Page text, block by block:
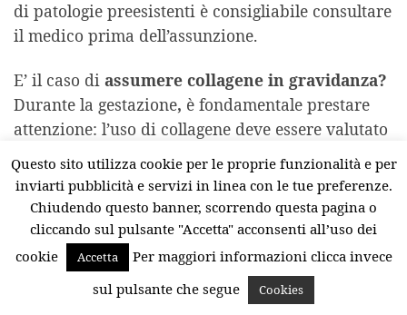
di patologie preesistenti è consigliabile consultare
il medico prima dell’assunzione.
E’ il caso di assumere collagene in gravidanza?
Durante la gestazione, è fondamentale prestare
attenzione: l’uso di collagene deve essere valutato
attentamente, caso per caso, considerando
direttamente col ginecologo lecontroindicazioni
del collagene in gravidanza.
Un altro aspetto spesso discusso riguarda il
rapporto tra collagene e colesterolo. In
generale, gliintegratori di collagene—
Questo sito utilizza cookie per le proprie funzionalità e per
inviarti pubblicità e servizi in linea con le tue preferenze.
Chiudendo questo banner, scorrendo questa pagina o
cliccando sul pulsante "Accetta" acconsenti all’uso dei
cookie
Accetta
Per maggiori informazioni clicca invece
sul pulsante che segue
Cookies